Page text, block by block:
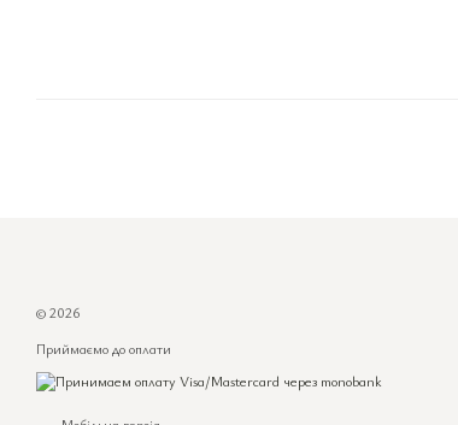
© 2026
Приймаємо до оплати